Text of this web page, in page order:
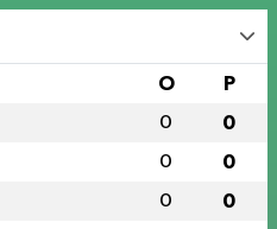
O P
0 0
0 0
0 0